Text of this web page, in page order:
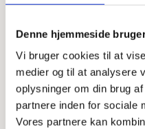
Denne hjemmeside
Vi bruger cookies til at
medier og til at analysere
oplysninger om din brug
partnere inden for sociale
Vores partnere kan
3: Kom i gang med
Kræver jeres projekt
fundraise til projektet.